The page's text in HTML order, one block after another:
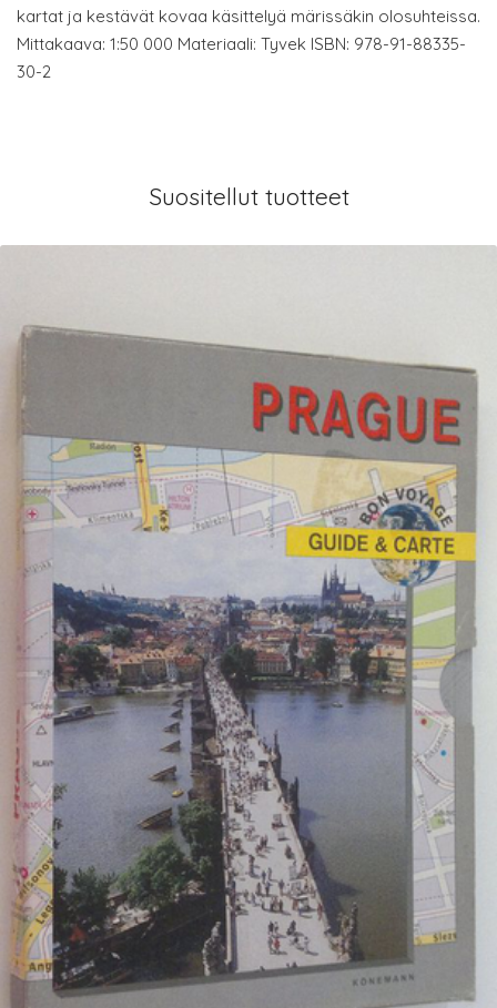
kartat ja kestävät kovaa käsittelyä märissäkin olosuhteissa.
Mittakaava: 1:50 000 Materiaali: Tyvek ISBN: 978-91-88335-
30-2
Suositellut tuotteet